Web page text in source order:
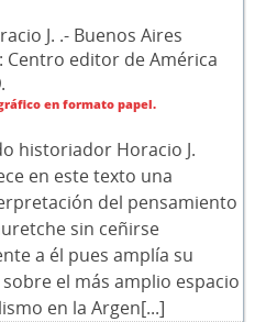
J. .- Buenos Aires
Centro editor de América
.
en formato papel.
historiador Horacio J.
en este texto una
del pensamiento
sin ceñirse
a él pues amplía su
el más amplio espacio
en la Argen[...]